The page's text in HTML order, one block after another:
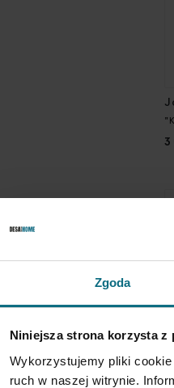
Zgoda
Niniejsza strona korzysta z
Wykorzystujemy pliki
ruch w naszej witrynie.
3